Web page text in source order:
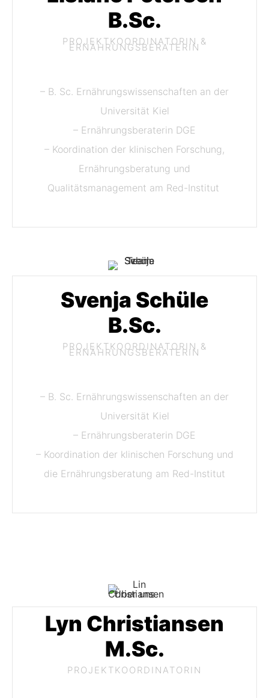
B.Sc.
PROJEKTKOORDINATORIN &
ERNÄHRUNGSBERATERIN
– B. Sc. Ernährungswissenschaften an der
Universität Kiel
– Ernährungsberaterin DGE
– Koordination der klinischen Forschung,
Ernährungsberatung und
Qualitätsmanagement am Red-Institut
Svenja Schüle
B.Sc.
PROJEKTKOORDINATORIN &
ERNÄHRUNGSBERATERIN
– B. Sc. Ernährungswissenschaften an der
Universität Kiel
– Ernährungsberaterin DGE
– Koordination der klinischen Forschung und
die Ernährungsberatung am Red-Institut
Lyn Christiansen
M.Sc.
PROJEKTKOORDINATORIN